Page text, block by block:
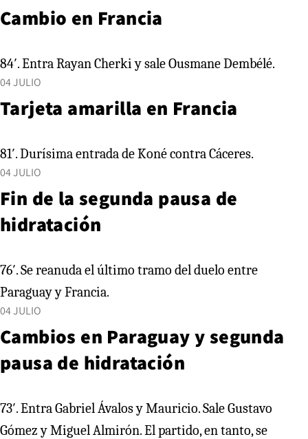
Cambio en Francia
84′. Entra Rayan Cherki y sale Ousmane Dembélé.
04 JULIO
Tarjeta amarilla en Francia
81′. Durísima entrada de Koné contra Cáceres.
04 JULIO
Fin de la segunda pausa de
hidratación
76′. Se reanuda el último tramo del duelo entre
Paraguay y Francia.
04 JULIO
Cambios en Paraguay y segunda
pausa de hidratación
73′. Entra Gabriel Ávalos y Mauricio. Sale Gustavo
Gómez y Miguel Almirón. El partido, en tanto, se